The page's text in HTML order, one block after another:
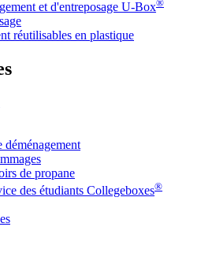
et d'entreposage U-Box®
réutilisables en plastique
déménagement
de propane
des étudiants Collegeboxes®